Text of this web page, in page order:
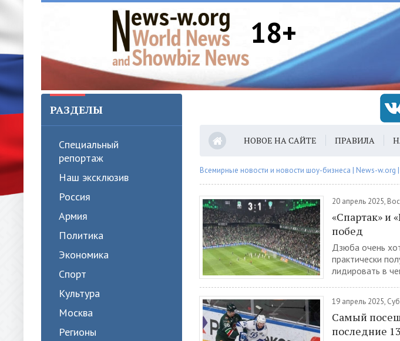
18+
РАЗДЕЛЫ
Специальный
репортаж
Наш эксклюзив
Россия
Армия
Политика
Экономика
Спорт
Культура
Москва
Регионы
НОВОЕ НА САЙТЕ ПРАВИЛА
Всемирные новости и новости шоу-бизнеса | News-w.org
20 апрель 2025,
«Спартак» и
побед
Дзюба очень
практически
лидировать в
19 апрель 2025,
Самый
последние